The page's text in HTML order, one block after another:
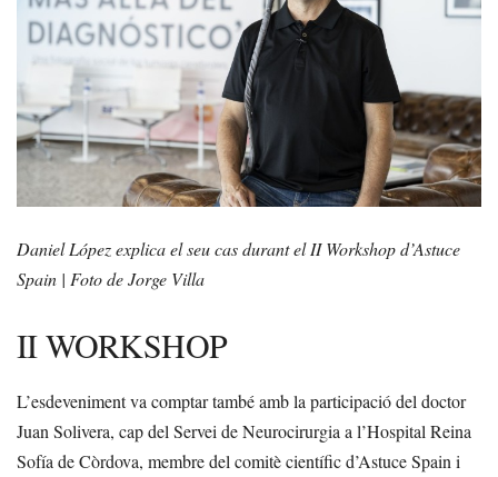
Daniel López explica el seu cas durant el II Workshop d’Astuce
Spain | Foto de Jorge Villa
II WORKSHOP
L’esdeveniment va comptar també amb la participació del doctor
Juan Solivera, cap del Servei de Neurocirurgia a l’Hospital Reina
Sofía de Còrdova, membre del comitè científic d’Astuce Spain i